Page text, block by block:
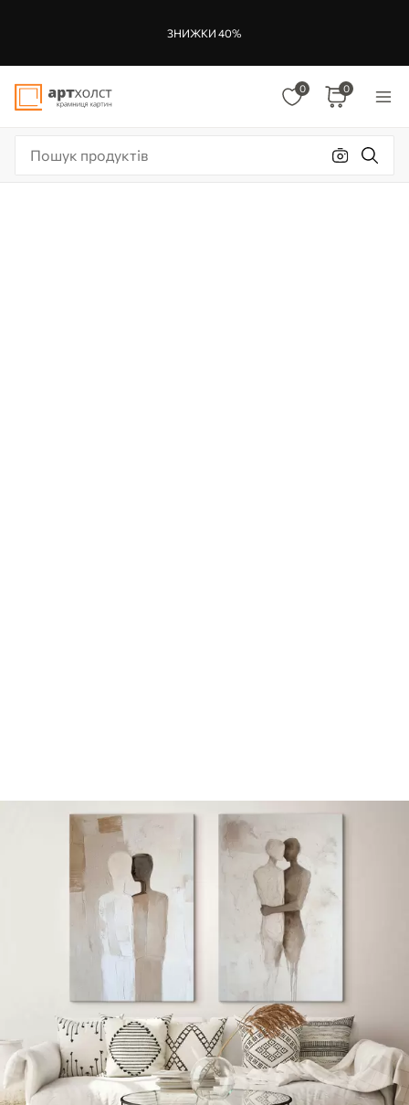
ЗНИЖКИ 40%
0 0